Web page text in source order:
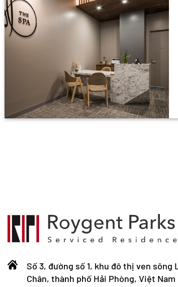
Số 3, đường số 1, khu đô thị ven sông
Chân, thành phố Hải Phòng, Việt Nam